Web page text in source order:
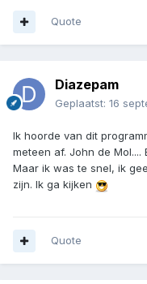
Quote
Diazepam
Geplaatst: 16
Ik hoorde van dit
meteen af. John de Mol....
Maar ik was te snel, ik
zijn. Ik ga kijken
Quote